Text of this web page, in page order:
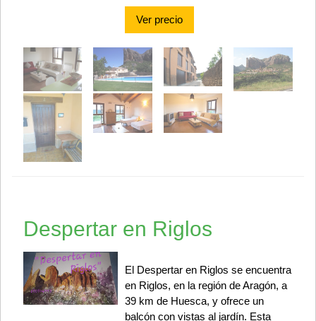
Ver precio
Despertar en Riglos
El Despertar en Riglos se encuentra
en Riglos, en la región de Aragón, a
39 km de Huesca, y ofrece un
balcón con vistas al jardín. Esta